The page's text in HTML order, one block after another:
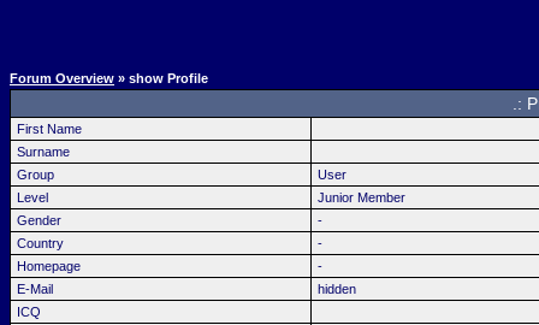
Forum Overview » show Profile
.:
First Name
Surname
Group
User
Level
Junior Member
Gender
-
Country
-
Homepage
-
E-Mail
hidden
ICQ